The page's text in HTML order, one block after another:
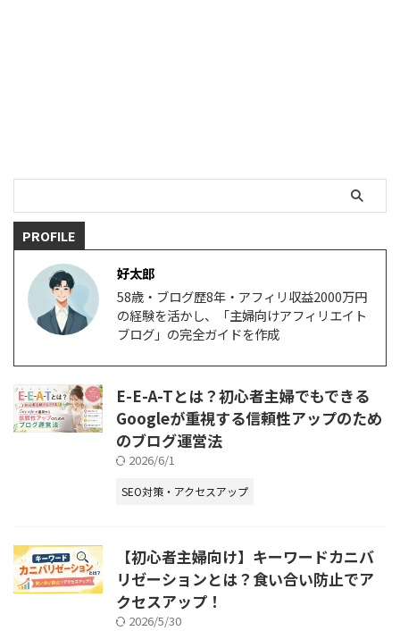
り、アフィリエイトリンクがある
ページに自然と読者を誘導できま
PROFILE
好太郎
58歳・ブログ歴8年・アフィリ収益2000万円
の経験を活かし、「主婦向けアフィリエイト
ブログ」の完全ガイドを作成
E-E-A-Tとは？初心者主婦でもできる
Googleが重視する信頼性アップのため
のブログ運営法
2026/6/1
SEO対策・アクセスアップ
【初心者主婦向け】キーワードカニバ
リゼーションとは？食い合い防止でア
クセスアップ！
2026/5/30